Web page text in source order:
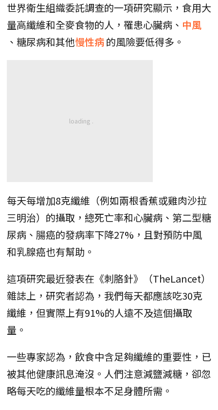
世界衛生組織委託調查的一項研究顯示，食用大
量高纖維和全麥食物的人，罹患心臟病、 中風
、糖尿病和其他慢性病的風險要低得多。
每天每增加8克纖維（例如兩根香蕉或雞肉沙拉
三明治）的攝取，總死亡率和心臟病、第二型糖
尿病、腸癌的發病率下降27%，且對預防中風
和乳腺癌也有幫助。
這項研究最近發表在《刺胳針》（TheLancet）
雜誌上，研究者認為，我們每天都應該吃30克
纖維，但實際上有91%的人遠不及這個攝取
量。
一些專家認為，飲食中含足夠纖維的重要性，已
被其他健康訊息淹沒。人們注意減鹽減糖，卻忽
略每天吃的纖維量根本不足身體所需。